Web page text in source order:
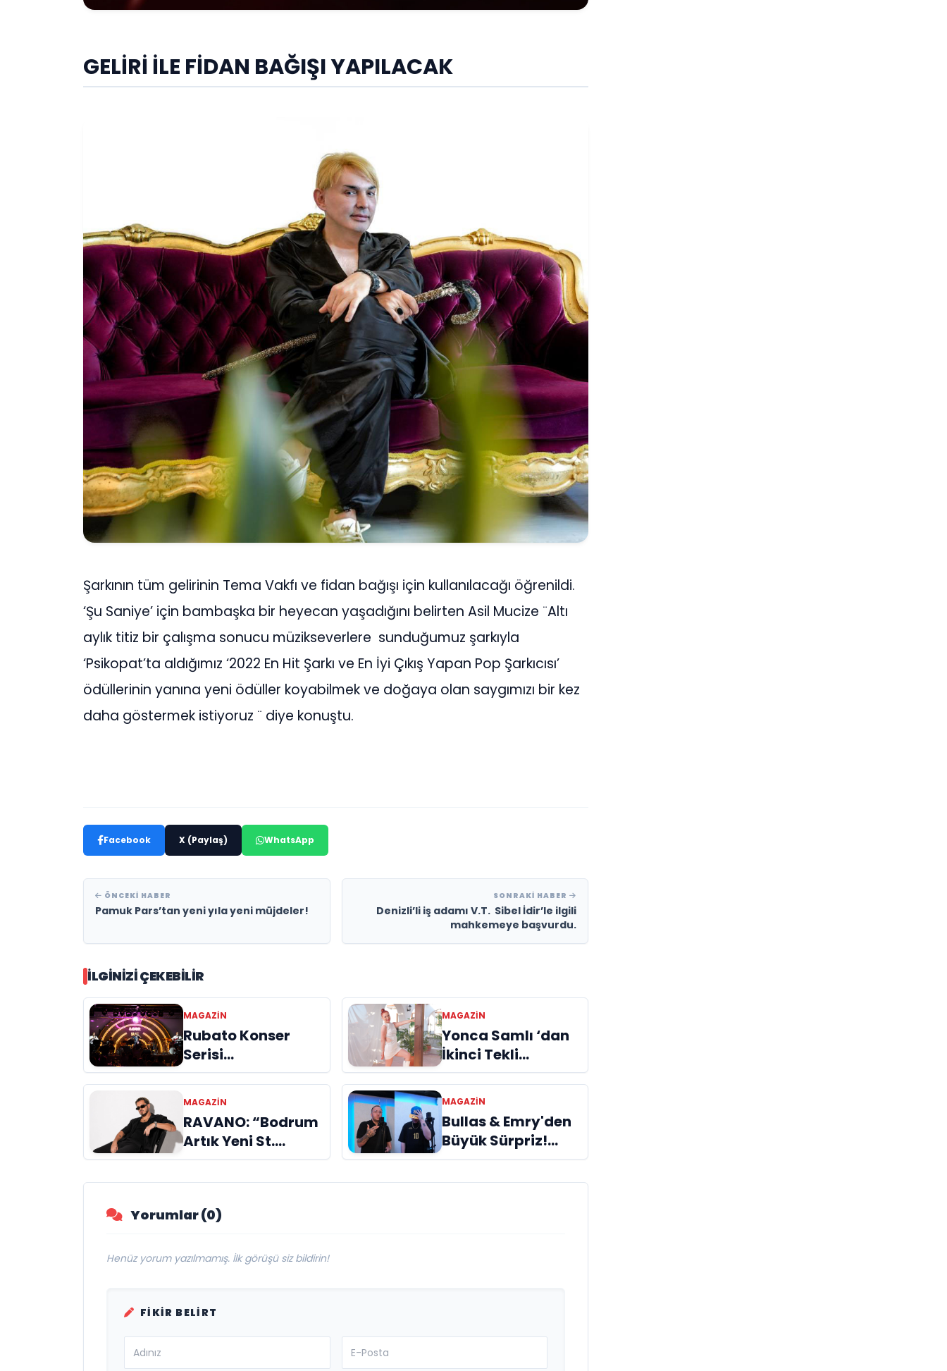
GELİRİ İLE FİDAN BAĞIŞI YAPILACAK
Şarkının tüm gelirinin Tema Vakfı ve fidan bağışı için kullanılacağı öğrenildi.
‘Şu Saniye’ için bambaşka bir heyecan yaşadığını belirten Asil Mucize ¨Altı
aylık titiz bir çalışma sonucu müzikseverlere sunduğumuz şarkıyla
‘Psikopat’ta aldığımız ‘2022 En Hit Şarkı ve En İyi Çıkış Yapan Pop Şarkıcısı’
ödüllerinin yanına yeni ödüller koyabilmek ve doğaya olan saygımızı bir kez
daha göstermek istiyoruz ¨ diye konuştu.
Facebook X (Paylaş) WhatsApp
ÖNCEKI HABER
Pamuk Pars’tan yeni yıla yeni müjdeler!
SONRAKI HABER
Denizli’li iş adamı V.T. Sibel İdir’le ilgili
mahkemeye başvurdu.
İLGINIZI ÇEKEBILIR
MAGAZIN
Rubato Konser
Serisi
Müzikseverlerle
Buluşmaya Devam
Ediyor
MAGAZIN
Yonca Samlı ‘dan
İkinci Tekli
“Donacaksın
Sevgilim “
yayımlandı
MAGAZIN
RAVANO: “Bodrum
Artık Yeni St.
Tropez Değil, Kendi
Başına Bir
MAGAZIN
Bullas & Emry'den
Büyük Sürpriz!
"Kaç Kurtul" ile
Tarz Değiştirdiler
Yorumlar (0)
Henüz yorum yazılmamış. İlk görüşü siz bildirin!
FIKIR BELIRT